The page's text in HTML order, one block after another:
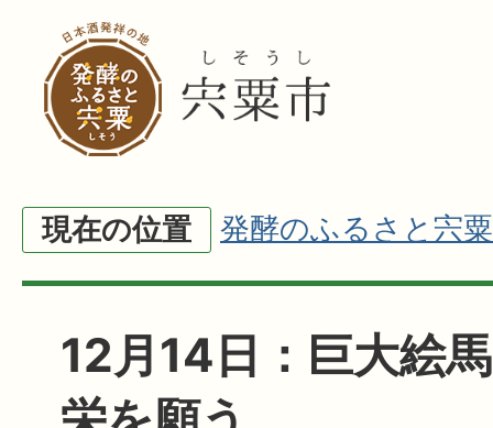
現在の位置 発酵のふるさと宍粟
12月14日：巨大絵